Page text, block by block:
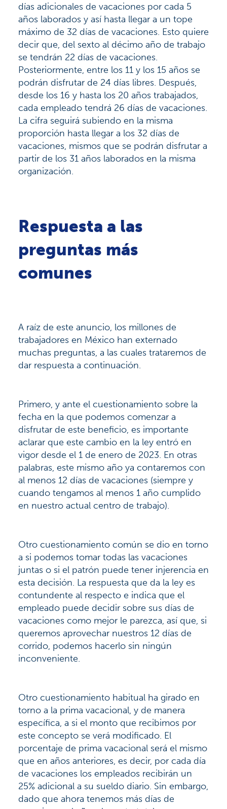
días adicionales de vacaciones por cada 5
años laborados y así hasta llegar a un tope
máximo de 32 días de vacaciones. Esto quiere
decir que, del sexto al décimo año de trabajo
se tendrán 22 días de vacaciones.
Posteriormente, entre los 11 y los 15 años se
podrán disfrutar de 24 días libres. Después,
desde los 16 y hasta los 20 años trabajados,
cada empleado tendrá 26 días de vacaciones.
La cifra seguirá subiendo en la misma
proporción hasta llegar a los 32 días de
vacaciones, mismos que se podrán disfrutar a
partir de los 31 años laborados en la misma
organización.
Respuesta a las
preguntas más
comunes
A raíz de este anuncio, los millones de
trabajadores en México han externado
muchas preguntas, a las cuales trataremos de
dar respuesta a continuación.
Primero, y ante el cuestionamiento sobre la
fecha en la que podemos comenzar a
disfrutar de este beneficio, es importante
aclarar que este cambio en la ley entró en
vigor desde el 1 de enero de 2023. En otras
palabras, este mismo año ya contaremos con
al menos 12 días de vacaciones (siempre y
cuando tengamos al menos 1 año cumplido
en nuestro actual centro de trabajo).
Otro cuestionamiento común se dio en torno
a si podemos tomar todas las vacaciones
juntas o si el patrón puede tener injerencia en
esta decisión. La respuesta que da la ley es
contundente al respecto e indica que el
empleado puede decidir sobre sus días de
vacaciones como mejor le parezca, así que, si
queremos aprovechar nuestros 12 días de
corrido, podemos hacerlo sin ningún
inconveniente.
Otro cuestionamiento habitual ha girado en
torno a la prima vacacional, y de manera
específica, a si el monto que recibimos por
este concepto se verá modificado. El
porcentaje de prima vacacional será el mismo
que en años anteriores, es decir, por cada día
de vacaciones los empleados recibirán un
25% adicional a su sueldo diario. Sin embargo,
dado que ahora tenemos más días de